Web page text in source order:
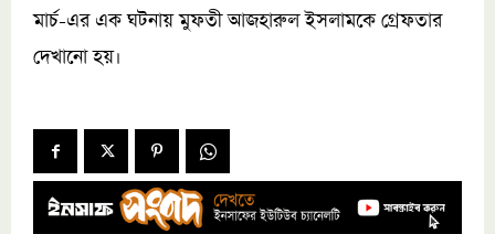
মার্চ-এর এক ঘটনায় মুফতী আজহারুল ইসলামকে গ্রেফতার
দেখানো হয়।